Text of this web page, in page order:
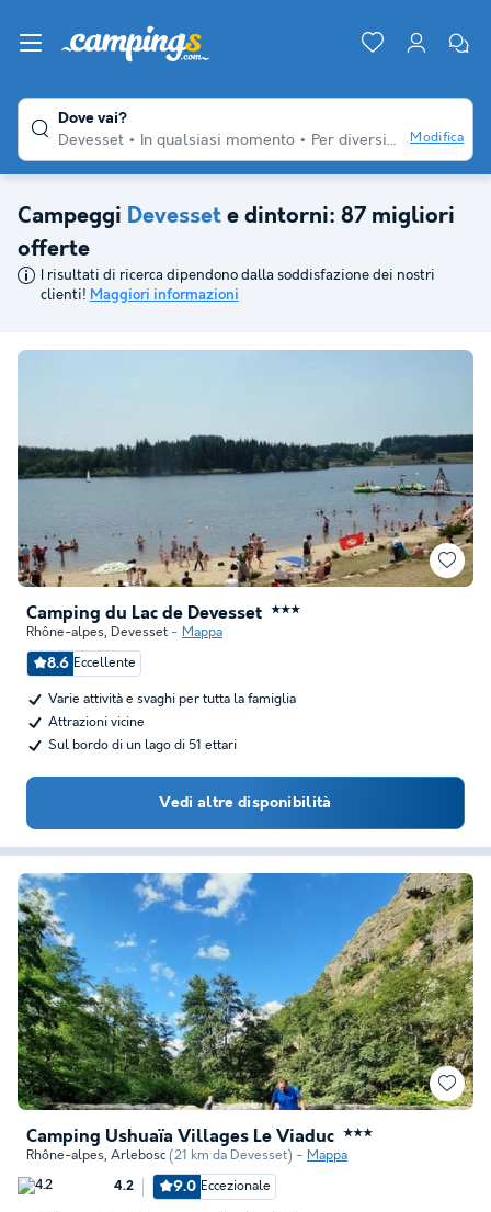
Dove vai?
Devesset
In qualsiasi momento Per diversi viaggiatori Modifica
Campeggi Devesset e dintorni: 87 migliori
offerte
I risultati di ricerca dipendono dalla soddisfazione dei nostri
clienti! Maggiori informazioni
Camping du Lac de Devesset ★★★
Rhône-alpes, Devesset Mappa
8.6 Eccellente
Varie attività e svaghi per tutta la famiglia
Attrazioni vicine
Sul bordo di un lago di 51 ettari
Vedi altre disponibilità
Camping Ushuaïa Villages Le Viaduc ★★★
Rhône-alpes, Arlebosc (21 km da Devesset) Mappa
4.2 9.0 Eccezionale